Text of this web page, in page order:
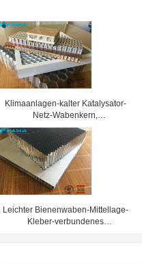
Klimaanlagen-kalter Katalysator-
Netz-Wabenkern,
Aluminiumbienenwaben-Platten
Leichter Bienenwaben-Mittellage-
Kleber-verbundenes